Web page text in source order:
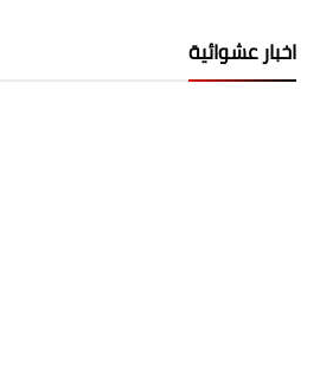
اخبار عشوائية